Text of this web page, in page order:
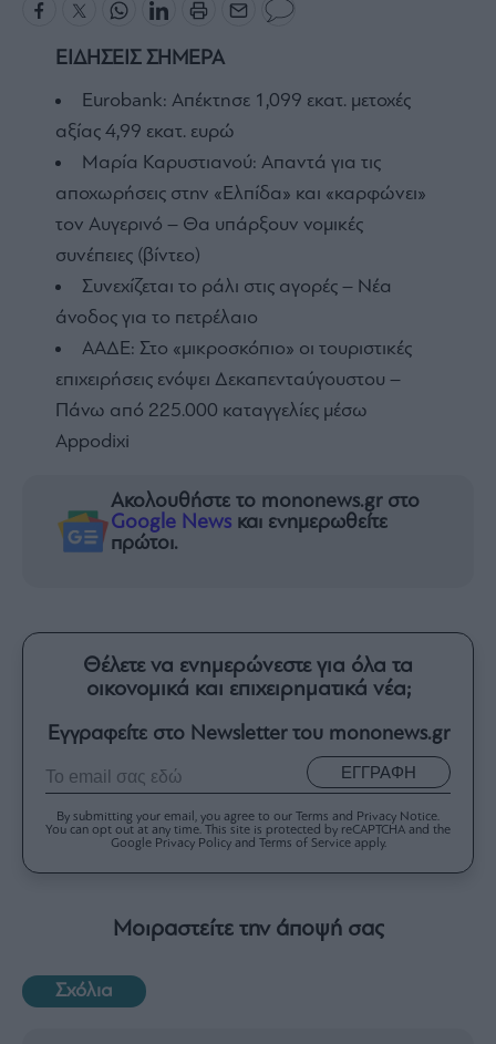
ΕΙΔΗΣΕΙΣ ΣΗΜΕΡΑ
Eurobank: Απέκτησε 1,099 εκατ. μετοχές
αξίας 4,99 εκατ. ευρώ
Μαρία Καρυστιανού: Απαντά για τις
αποχωρήσεις στην «Ελπίδα» και «καρφώνει»
τον Αυγερινό – Θα υπάρξουν νομικές
συνέπειες (βίντεο)
Συνεχίζεται το ράλι στις αγορές – Νέα
άνοδος για το πετρέλαιο
ΑΑΔΕ: Στο «μικροσκόπιο» οι τουριστικές
επιχειρήσεις ενόψει Δεκαπενταύγουστου –
Πάνω από 225.000 καταγγελίες μέσω
Appodixi
Ακολουθήστε το mononews.gr στο
Google News και ενημερωθείτε
πρώτοι.
Θέλετε να ενημερώνεστε για όλα τα
οικονομικά και επιχειρηματικά νέα;
Εγγραφείτε στο Newsletter του mononews.gr
ΕΓΓΡΑΦΗ
By submitting your email, you agree to our Terms and Privacy Notice.
You can opt out at any time. This site is protected by reCAPTCHA and the
Google Privacy Policy and Terms of Service apply.
Μοιραστείτε την άποψή σας
Σχόλια